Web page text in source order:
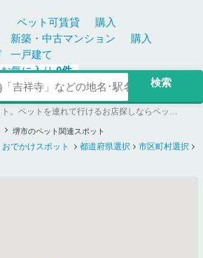
ペット可賃貸
購入
新築・中古マンション
購入
一戸建て
お気に入り0件
堺市のペット関連スポット。ペットを連れて行けるお店探しならペットホームウェブ
堺市のペット関連スポット
おでかけスポット 都道府県選択 市区町村選択